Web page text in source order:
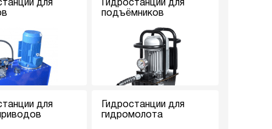
для
Гидростанции для
подъёмников
для
Гидростанции для
гидромолота